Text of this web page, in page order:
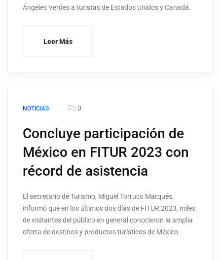
Ángeles Verdes a turistas de Estados Unidos y Canadá.
Leer Más
NOTICIAS 0
Concluye participación de
México en FITUR 2023 con
récord de asistencia
El secretario de Turismo, Miguel Torruco Marqués,
informó que en los últimos dos días de FITUR 2023, miles
de visitantes del público en general conocieron la amplia
oferta de destinos y productos turísticos de México.